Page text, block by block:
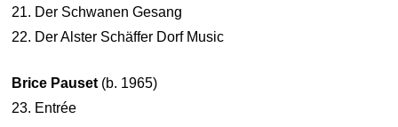
21. Der Schwanen Gesang
22. Der Alster Schäffer Dorf Music
Brice Pauset (b. 1965)
23. Entrée